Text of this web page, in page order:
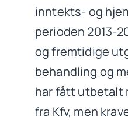
inntekts- og
perioden 2013-
og fremtidige
behandling og
har fått utbetalt
fra Kfv, men